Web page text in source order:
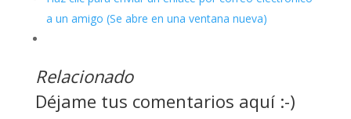
a un amigo (Se abre en una ventana nueva)
Relacionado
Déjame tus comentarios aquí :-)